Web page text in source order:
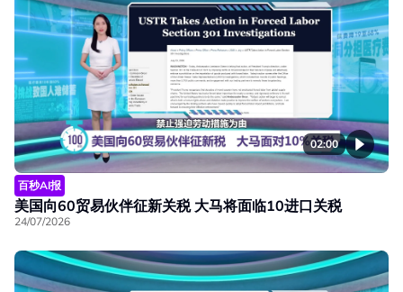
02:00
百秒AI报
美国向60贸易伙伴征新关税 大马将面临10进口关税
24/07/2026